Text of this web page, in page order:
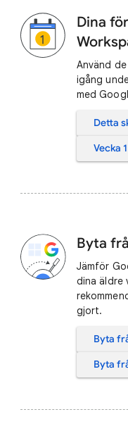
Dina
Använd
igång
med
Detta
Vecka
Byta
Jämför
dina äldre
gjort.
Byta
Byta